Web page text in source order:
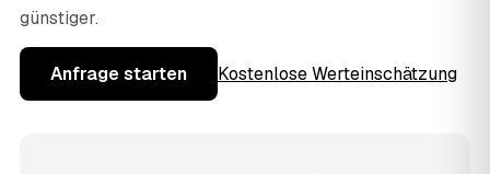
günstiger.
Anfrage starten Kostenlose Werteinschätzung